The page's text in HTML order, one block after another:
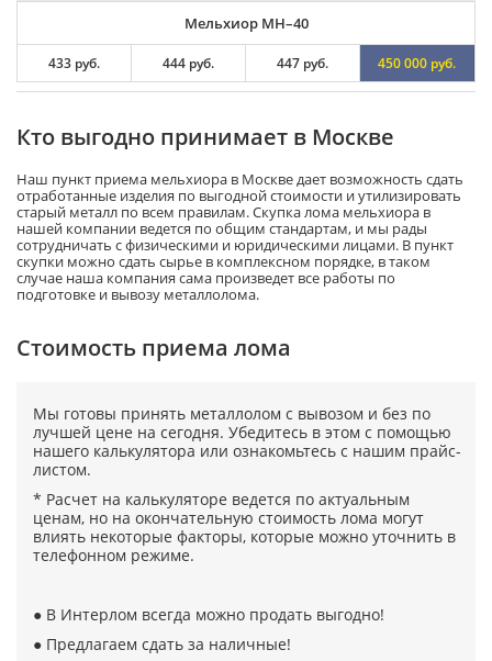
Мельхиор МН–40
433 руб. 444 руб. 447 руб. 450 000 руб.
Кто выгодно принимает в Москве
Наш пункт приема мельхиора в Москве дает возможность сдать
отработанные изделия по выгодной стоимости и утилизировать
старый металл по всем правилам. Скупка лома мельхиора в
нашей компании ведется по общим стандартам, и мы рады
сотрудничать с физическими и юридическими лицами. В пункт
скупки можно сдать сырье в комплексном порядке, в таком
случае наша компания сама произведет все работы по
подготовке и вывозу металлолома.
Cтоимость приема лома
Мы готовы принять металлолом с вывозом и без по
лучшей цене на сегодня. Убедитесь в этом с помощью
нашего калькулятора или ознакомьтесь с нашим прайс-
листом.
* Расчет на калькуляторе ведется по актуальным
ценам, но на окончательную стоимость лома могут
влиять некоторые факторы, которые можно уточнить в
телефонном режиме.
● В Интерлом всегда можно продать выгодно!
● Предлагаем сдать за наличные!